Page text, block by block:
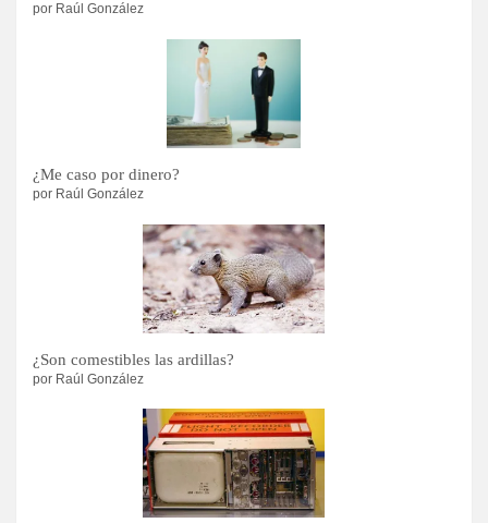
por Raúl González
¿Me caso por dinero?
por Raúl González
¿Son comestibles las ardillas?
por Raúl González